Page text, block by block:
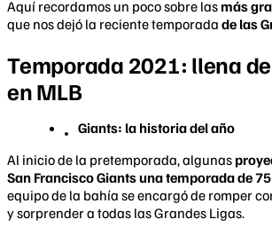
Aquí recordamos un poco sobre las más
que nos dejó la reciente temporada de las
Temporada 2021: llena
en MLB
Giants: la historia del año
Al inicio de la pretemporada, algunas
San Francisco Giants una temporada de
equipo de la bahía se encargó de romper
y sorprender a todas las Grandes Ligas.